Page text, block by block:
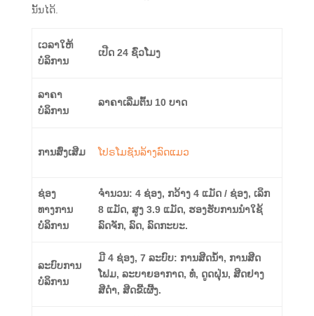
ນັ້ນໄດ້.
ເວລາໃຫ້
ບໍລິການ
ເປີດ 24 ຊົ່ວໂມງ
ລາຄາ
ບໍລິການ
ລາຄາເລີ່ມຕົ້ນ 10 ບາດ
ການສົ່ງເສີມ ໂປຣໂມຊັນລ້າງລົດແມວ
ຊ່ອງ
ທາງການ
ບໍລິການ
ຈໍານວນ: 4 ຊ່ອງ, ກວ້າງ 4 ແມັດ / ຊ່ອງ, ເລິກ
8 ແມັດ, ສູງ 3.9 ແມັດ, ຮອງຮັບການນໍາໃຊ້
ລົດຈັກ, ລົດ, ລົດກະບະ.
ລະບົບການ
ບໍລິການ
ມີ 4 ຊ່ອງ, 7 ລະບົບ: ການສີດນ້ໍາ, ການສີດ
ໂຟມ, ລະບາຍອາກາດ, ທໍ່, ດູດຝຸ່ນ, ສີດຢາງ
ສີດໍາ, ສີດຂີ້ເຜີ້ງ.